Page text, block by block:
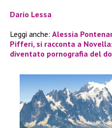
Dario Lessa
Leggi anche: Alessia
Pifferi, si racconta a
diventato pornografia del